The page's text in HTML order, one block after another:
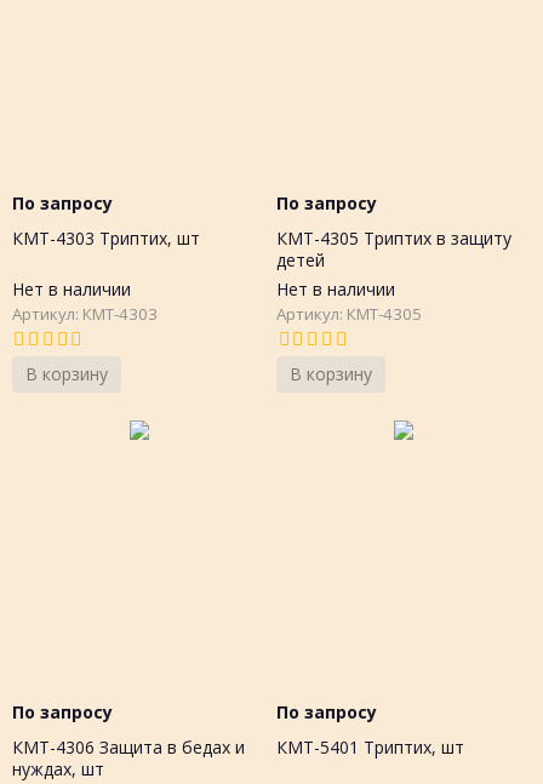
По запросу
КМТ-4303 Триптих, шт
Нет в наличии
Артикул: КМТ-4303
В корзину
По запросу
КМТ-4305 Триптих в защиту
детей
Нет в наличии
Артикул: КМТ-4305
В корзину
По запросу
КМТ-4306 Защита в бедах и
нуждах, шт
По запросу
КМТ-5401 Триптих, шт